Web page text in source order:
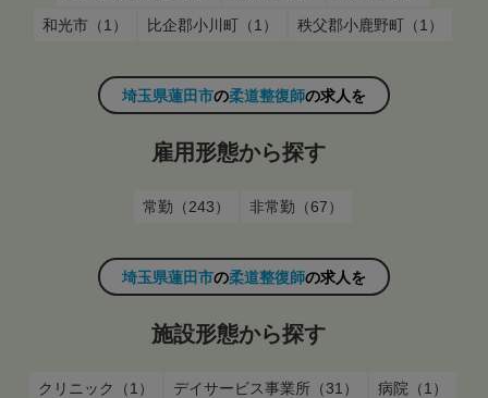
和光市（1）
比企郡小川町（1） 秩父郡小鹿野町（1）
埼玉県蓮田市の柔道整復師の求人を
雇用形態から探す
常勤（243） 非常勤（67）
埼玉県蓮田市の柔道整復師の求人を
施設形態から探す
クリニック（1） デイサービス事業所（31）
病院（1）